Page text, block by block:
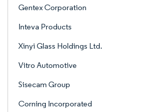
Gentex Corporation
Inteva Products
Xinyi Glass Holdings Ltd.
Vitro Automotive
Sisecam Group
Corning Incorporated